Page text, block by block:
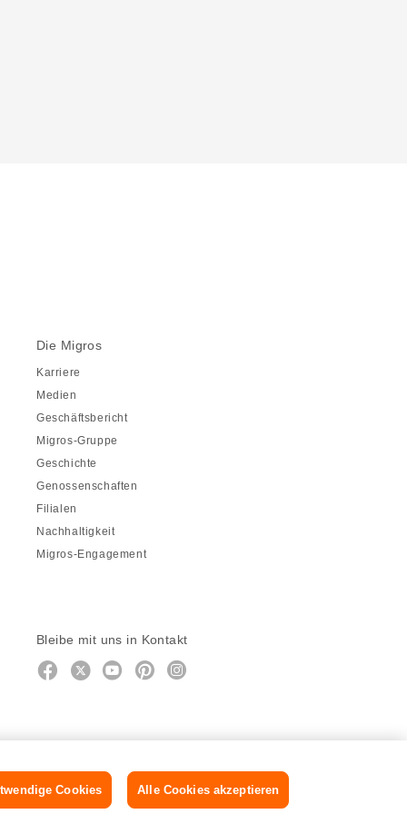
Die Migros
Karriere
Medien
Geschäftsbericht
Migros-Gruppe
Geschichte
Genossenschaften
Filialen
Nachhaltigkeit
Migros-Engagement
Bleibe mit uns in Kontakt
Facebook
https://twitter.com/migros
https://www.youtube.com/user/
PinterestInstagram
DE FR IT
Cookies Alle Cookies akzeptieren